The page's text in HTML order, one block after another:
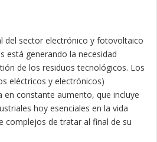
del sector electrónico y fotovoltaico
está generando la necesidad
de los residuos tecnológicos. Los
eléctricos y electrónicos)
en constante aumento, que incluye
hoy esenciales en la vida
complejos de tratar al final de su